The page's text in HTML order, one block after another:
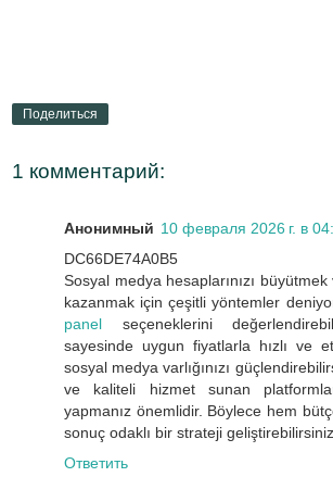
Поделиться
1 комментарий:
Анонимный 10 февраля 2026 г. в
DC66DE74A0B5
Sosyal medya hesaplarınızı
kazanmak için çeşitli yöntemler
panel seçeneklerini
sayesinde uygun fiyatlarla hızlı ve
sosyal medya varlığınızı
ve kaliteli hizmet sunan
yapmanız önemlidir. Böylece hem
sonuç odaklı bir strateji geliştirebilirsiniz.
Ответить